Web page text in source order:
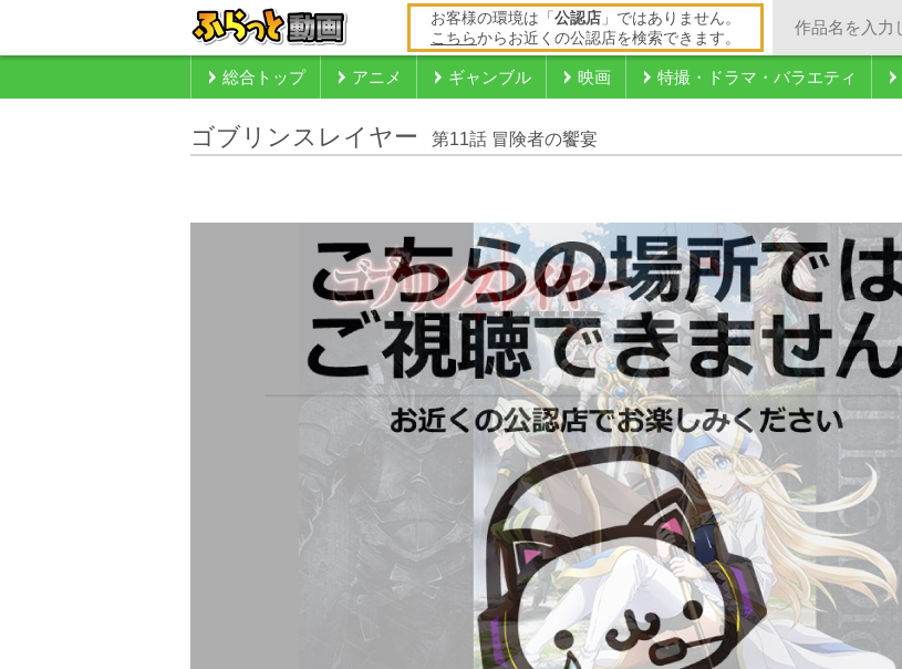
お客様の環境は「 公認店 」ではありません。
こちらからお近くの公認店を検索できます。
総合トップ アニメ ギャンブル 映画 特撮・ドラマ・バラエティ
ゴブリンスレイヤー 第11話 冒険者の饗宴